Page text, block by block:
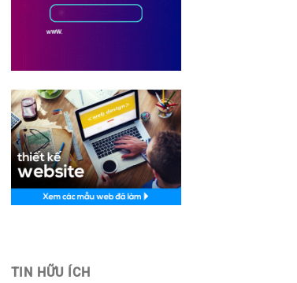
TIN HỮU ÍCH